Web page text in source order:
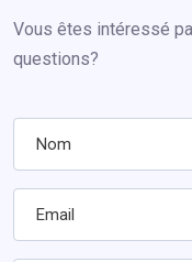
Vous êtes intéressé
questions?